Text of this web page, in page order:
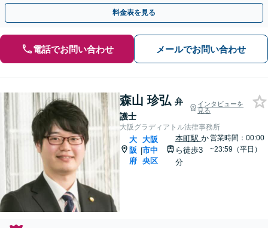
料金表を見る
電話でお問い合わせ メールでお問い合わせ
森山 珍弘 弁
護士
インタビューを
見る
大阪グラディアトル法律事務所
大
阪
府
|
大阪
市中
央区
本町駅 か
ら徒歩3
分
営業時間：00:00
~23:59（平日）